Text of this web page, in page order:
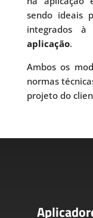
sendo ideais
integrados à
aplicação.
Ambos os
normas
projeto do